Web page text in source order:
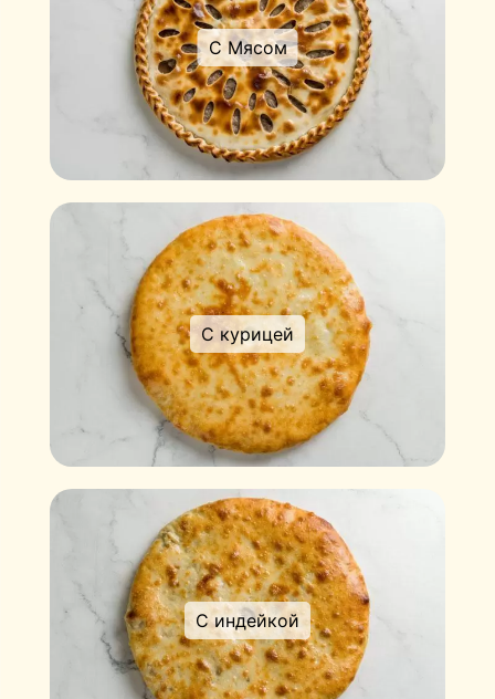
С Мясом
С курицей
С индейкой